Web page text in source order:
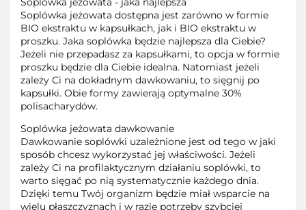
Soplówka jeżowata dostępna jest zarówno w formie
BIO ekstraktu w kapsułkach, jak i BIO ekstraktu w
proszku. Jaka soplówka będzie najlepsza dla Ciebie?
Jeżeli nie przepadasz za kapsułkami, to opcja w formie
proszku będzie dla Ciebie idealna. Natomiast jeżeli
zależy Ci na dokładnym dawkowaniu, to sięgnij po
kapsułki. Obie formy zawierają optymalne 30%
polisacharydów.
Soplówka jeżowata dawkowanie
Dawkowanie soplówki uzależnione jest od tego w jaki
sposób chcesz wykorzystać jej właściwości. Jeżeli
zależy Ci na profilaktycznym działaniu soplówki, to
warto sięgać po nią systematycznie każdego dnia.
Dzięki temu Twój organizm będzie miał wsparcie na
wielu płaszczyznach i w razie potrzeby szybciej